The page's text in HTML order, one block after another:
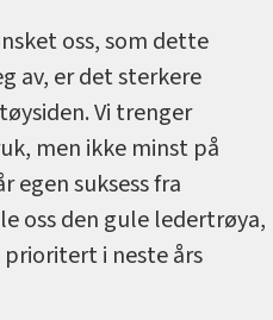
oss, som dette
av, er det sterkere
Vi trenger
men ikke minst på
egen suksess fra
oss den gule ledertrøya,
prioritert i neste års